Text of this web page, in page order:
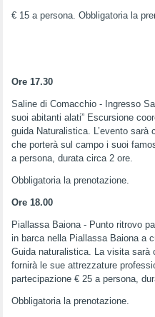
€ 15 a persona. Obbligatoria la
Ore 17.30
Saline di Comacchio - Ingresso
suoi abitanti alati” Escursione
guida Naturalistica. L’evento
che porterà sul campo i suoi
a persona, durata circa 2 ore.
Obbligatoria la prenotazione.
Ore 18.00
Piallassa Baiona - Punto ritrovo
in barca nella Piallassa Baiona a
Guida naturalistica. La visita sarà
fornirà le sue attrezzature
partecipazione € 25 a persona,
Obbligatoria la prenotazione.